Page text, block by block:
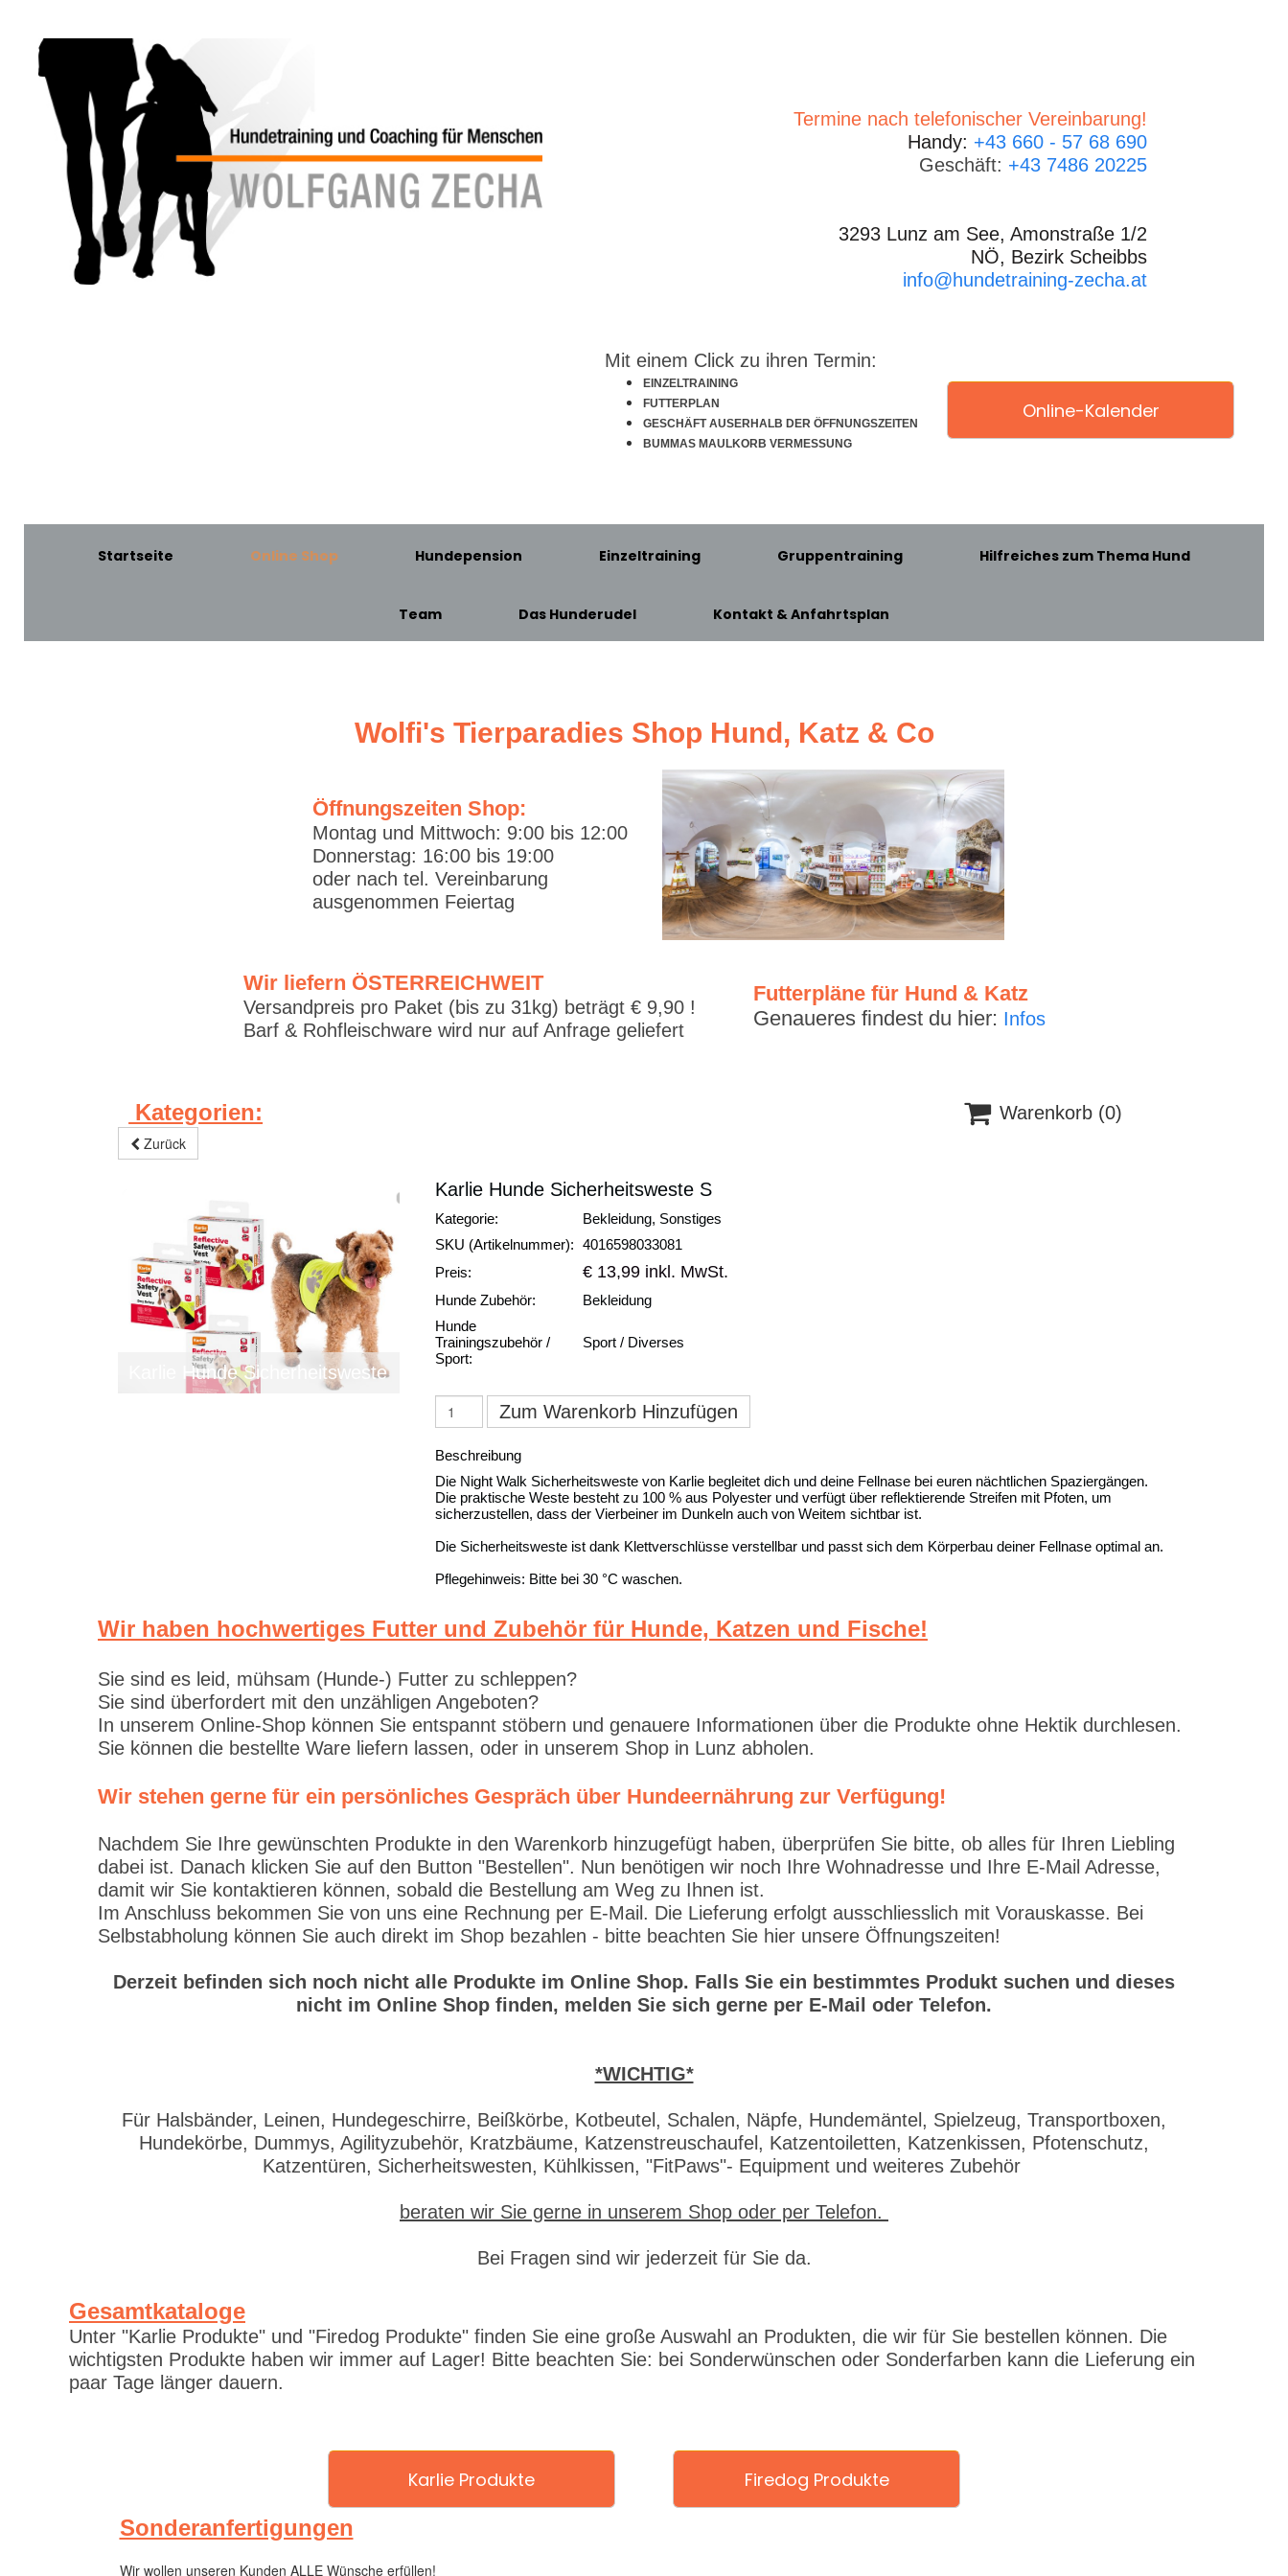
Termine nach telefonischer Vereinbarung!
Handy: +43 660 - 57 68 690
Geschäft: +43 7486 20225
3293 Lunz am See, Amonstraße 1/2
NÖ, Bezirk Scheibbs
info@hundetraining-zecha.at
Mit einem Click zu ihren Termin:
EINZELTRAINING
FUTTERPLAN
GESCHÄFT AUSERHALB DER ÖFFNUNGSZEITEN
BUMMAS MAULKORB VERMESSUNG
Online-Kalender
Startseite Online Shop Hundepension Einzeltraining Gruppentraining Hilfreiches zum Thema Hund
Team Das Hunderudel Kontakt & Anfahrtsplan
Wolfi's Tierparadies Shop Hund, Katz & Co
Öffnungszeiten Shop:
Montag und Mittwoch: 9:00 bis 12:00
Donnerstag: 16:00 bis 19:00
oder nach tel. Vereinbarung
ausgenommen Feiertag
Wir liefern ÖSTERREICHWEIT
Versandpreis pro Paket (bis zu 31kg) beträgt € 9,90 !
Barf & Rohfleischware wird nur auf Anfrage geliefert
Futterpläne für Hund & Katz
Genaueres findest du hier: Infos
Kategorien:  Warenkorb (0)
Zurück
Karlie Hunde Sicherheitsweste
Karlie Hunde Sicherheitsweste S
Kategorie:
Bekleidung, Sonstiges
SKU (Artikelnummer): 4016598033081
Preis:
€ 13,99 inkl. MwSt.
Hunde Zubehör:
Bekleidung
Hunde
Trainingszubehör /
Sport:
Sport / Diverses
Zum Warenkorb Hinzufügen
Beschreibung
Die Night Walk Sicherheitsweste von Karlie begleitet dich und deine Fellnase bei euren nächtlichen Spaziergängen.
Die praktische Weste besteht zu 100 % aus Polyester und verfügt über reflektierende Streifen mit Pfoten, um
sicherzustellen, dass der Vierbeiner im Dunkeln auch von Weitem sichtbar ist.
Die Sicherheitsweste ist dank Klettverschlüsse verstellbar und passt sich dem Körperbau deiner Fellnase optimal an.
Pflegehinweis: Bitte bei 30 °C waschen.
Wir haben hochwertiges Futter und Zubehör für Hunde, Katzen und Fische!
Sie sind es leid, mühsam (Hunde-) Futter zu schleppen?
Sie sind überfordert mit den unzähligen Angeboten?
In unserem Online-Shop können Sie entspannt stöbern und genauere Informationen über die Produkte ohne Hektik durchlesen.
Sie können die bestellte Ware liefern lassen, oder in unserem Shop in Lunz abholen.
Wir stehen gerne für ein persönliches Gespräch über Hundeernährung zur Verfügung!
Nachdem Sie Ihre gewünschten Produkte in den Warenkorb hinzugefügt haben, überprüfen Sie bitte, ob alles für Ihren Liebling
dabei ist. Danach klicken Sie auf den Button "Bestellen". Nun benötigen wir noch Ihre Wohnadresse und Ihre E-Mail Adresse,
damit wir Sie kontaktieren können, sobald die Bestellung am Weg zu Ihnen ist.
Im Anschluss bekommen Sie von uns eine Rechnung per E-Mail. Die Lieferung erfolgt ausschliesslich mit Vorauskasse. Bei
Selbstabholung können Sie auch direkt im Shop bezahlen - bitte beachten Sie hier unsere Öffnungszeiten!
Derzeit befinden sich noch nicht alle Produkte im Online Shop. Falls Sie ein bestimmtes Produkt suchen und dieses
nicht im Online Shop finden, melden Sie sich gerne per E-Mail oder Telefon.
*WICHTIG*
Für Halsbänder, Leinen, Hundegeschirre, Beißkörbe, Kotbeutel, Schalen, Näpfe, Hundemäntel, Spielzeug, Transportboxen,
Hundekörbe, Dummys, Agilityzubehör, Kratzbäume, Katzenstreuschaufel, Katzentoiletten, Katzenkissen, Pfotenschutz,
Katzentüren, Sicherheitswesten, Kühlkissen, "FitPaws"- Equipment und weiteres Zubehör
beraten wir Sie gerne in unserem Shop oder per Telefon.
Bei Fragen sind wir jederzeit für Sie da.
Gesamtkataloge
Unter "Karlie Produkte" und "Firedog Produkte" finden Sie eine große Auswahl an Produkten, die wir für Sie bestellen können. Die
wichtigsten Produkte haben wir immer auf Lager! Bitte beachten Sie: bei Sonderwünschen oder Sonderfarben kann die Lieferung ein
paar Tage länger dauern.
Karlie Produkte Firedog Produkte
Sonderanfertigungen
Wir wollen unseren Kunden ALLE Wünsche erfüllen!